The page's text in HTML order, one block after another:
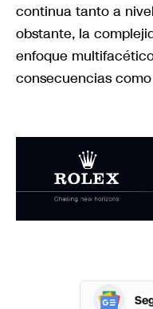
continua tanto a
obstante, la
enfoque
consecuencias